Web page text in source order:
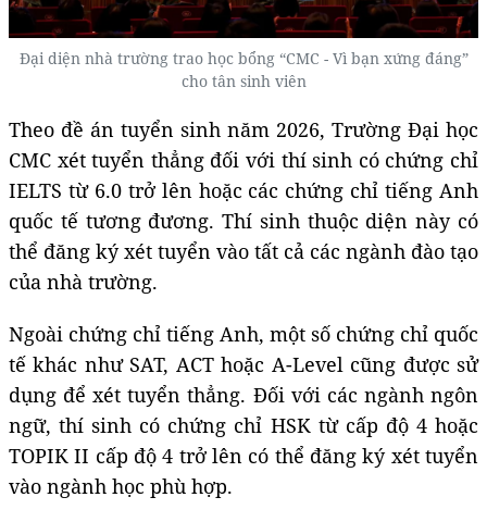
Đại diện nhà trường trao học bổng “CMC - Vì bạn xứng đáng”
cho tân sinh viên
Theo đề án tuyển sinh năm 2026, Trường Đại học
CMC xét tuyển thẳng đối với thí sinh có chứng chỉ
IELTS từ 6.0 trở lên hoặc các chứng chỉ tiếng Anh
quốc tế tương đương. Thí sinh thuộc diện này có
thể đăng ký xét tuyển vào tất cả các ngành đào tạo
của nhà trường.
Ngoài chứng chỉ tiếng Anh, một số chứng chỉ quốc
tế khác như SAT, ACT hoặc A-Level cũng được sử
dụng để xét tuyển thẳng. Đối với các ngành ngôn
ngữ, thí sinh có chứng chỉ HSK từ cấp độ 4 hoặc
TOPIK II cấp độ 4 trở lên có thể đăng ký xét tuyển
vào ngành học phù hợp.